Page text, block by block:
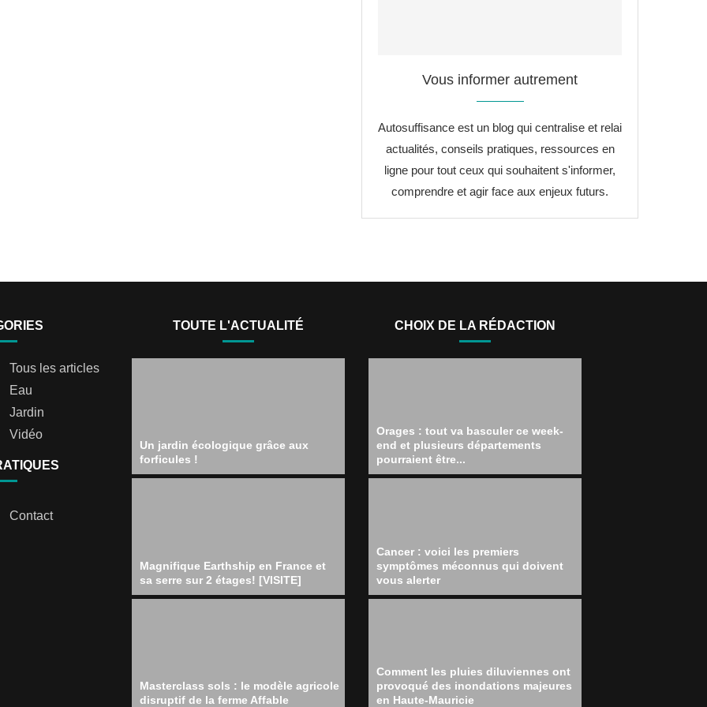
Vous informer autrement
Autosuffisance est un blog qui centralise et relai
actualités, conseils pratiques, ressources en
ligne pour tout ceux qui souhaitent s'informer,
comprendre et agir face aux enjeux futurs.
Tous les articles
Eau
Jardin
Vidéo
Contact
TOUTE L'ACTUALITÉ
Un jardin écologique grâce aux
forficules !
Magnifique Earthship en France et
sa serre sur 2 étages! [VISITE]
Masterclass sols : le modèle agricole
disruptif de la ferme Affable
CHOIX DE LA RÉDACTION
Orages : tout va basculer ce week-
end et plusieurs départements
pourraient être...
Cancer : voici les premiers
symptômes méconnus qui doivent
vous alerter
Comment les pluies diluviennes ont
provoqué des inondations majeures
en Haute-Mauricie